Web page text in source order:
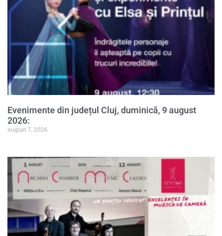
Evenimente din județul Cluj, duminică, 9 august
2026:
august 7, 2026